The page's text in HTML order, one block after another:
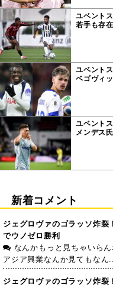
ユベント
若手も存
ユベント
ベゴヴィ
ユベント
メンデス
新着コメント
ジェグロヴァのゴラッソ炸
でウノゼロ勝利
なんかもっと見ちゃいら
アジア興業なんか見てもな
ジェグロヴァのゴラッソ炸